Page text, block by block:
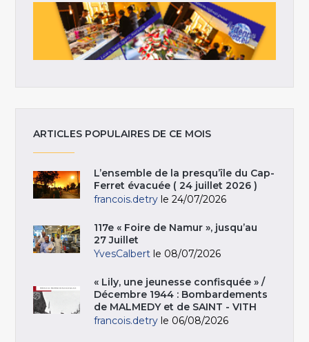
ARTICLES POPULAIRES DE CE MOIS
L’ensemble de la presqu’île du Cap-
Ferret évacuée ( 24 juillet 2026 )
francois.detry le 24/07/2026
117e « Foire de Namur », jusqu’au
27 Juillet
YvesCalbert le 08/07/2026
« Lily, une jeunesse confisquée » /
Décembre 1944 : Bombardements
de MALMEDY et de SAINT - VITH
francois.detry le 06/08/2026